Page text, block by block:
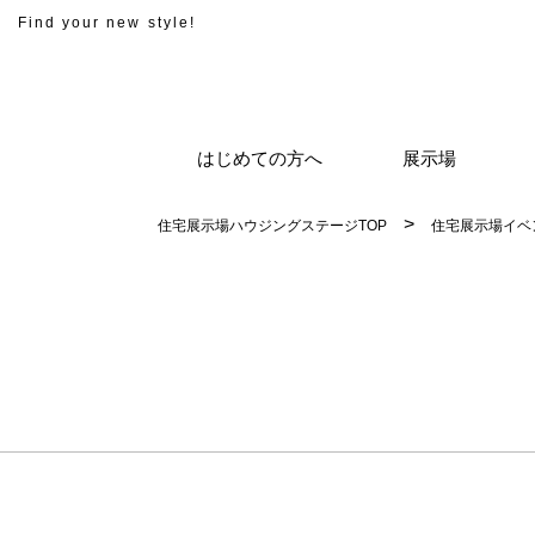
Find your new style!
はじめての方へ 展示場
住宅展示場ハウジングステージTOP 住宅展示場イ